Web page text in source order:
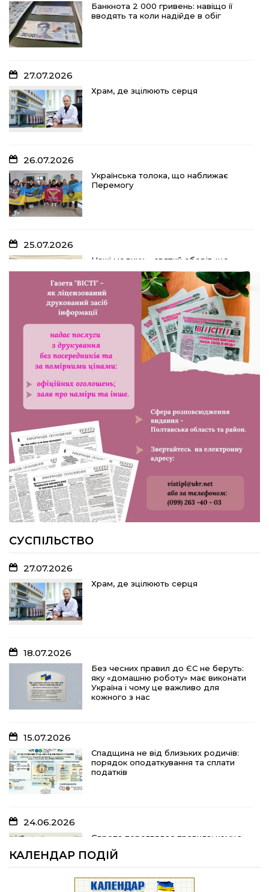
Банкнота 2 000 гривень: навіщо її
вводять та коли надійде в обіг
27.07.2026
Храм, де зцілюють серця
26.07.2026
Українська толока, що наближає
Перемогу
25.07.2026
Наші медики – святий оберіг, що
дарує надію, турботу і здоров’я
24.07.2026
Попри примхи погоди – з вірою в
урожай: як жнивують на полях ПП
«імені Калашника»
У Розсошенцях встановили
меморіальну дошку на честь
захисника Дениса Дудки
22.07.2026
Волейболістки Щербанівської
громади вибороли «золото»
18.07.2026
Спадщина не від близьких родичів:
порядок оподаткування та сплати
податків
10.07.2026
«Юрасику, моє серце кричить і
болить…»
05.07.2026
Шлях до тебе
СУСПІЛЬСТВО
27.07.2026
Храм, де зцілюють серця
18.07.2026
Без чесних правил до ЄС не беруть:
яку «домашню роботу» має виконати
Україна і чому це важливо для
кожного з нас
15.07.2026
Спадщина не від близьких родичів:
порядок оподаткування та сплати
податків
24.06.2026
Європа переглядає правила: кому з
українських біженців можуть
відмовити у захисті
КАЛЕНДАР ПОДІЙ